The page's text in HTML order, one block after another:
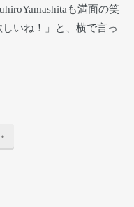
も満面の笑
いね！」と、横で言っ